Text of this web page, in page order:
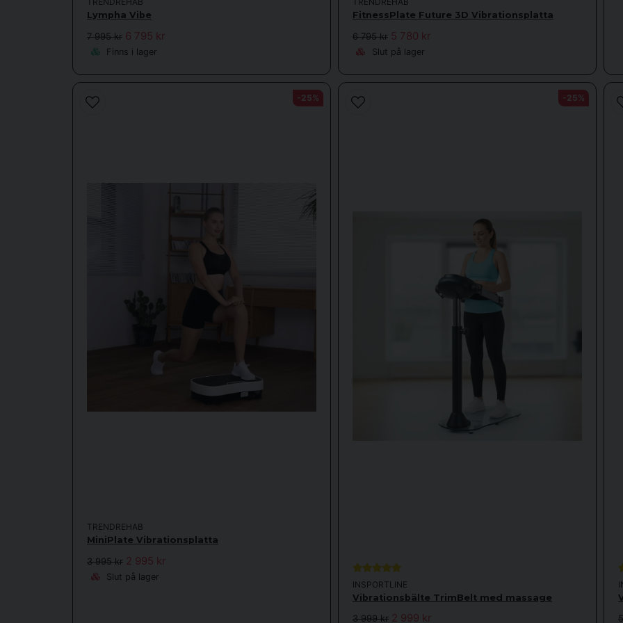
Lympha Vibe
7 995 kr 6 795 kr
Finns i lager
FitnessPlate Future 3D Vibrationsplatta
6 795 kr 5 780 kr
Slut på lager
TRENDREHAB
MiniPlate Vibrationsplatta
3 995 kr 2 995 kr
Slut på lager
-25%
INSPORTLINE
Vibrationsbälte TrimBelt med massage
3 999 kr 2 999 kr
-25%